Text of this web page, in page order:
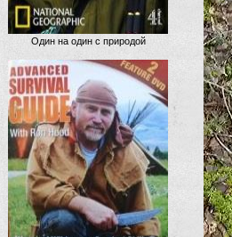
Один на один с природой